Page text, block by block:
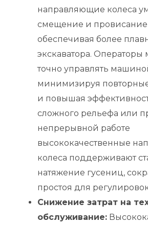
направляющие колеса
смещение и провисание
обеспечивая более
экскаватора. Операторы
точно управлять
минимизируя
и повышая
сложного рельефа или
непрерывной работе
высококачественные
колеса поддерживают
натяжение гусениц,
простоя для
Снижение затрат на
обслуживание: